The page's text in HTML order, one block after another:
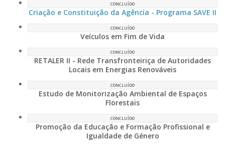
CONCLUÍDO
Criação e Constituição da Agência - Programa SAVE II
CONCLUÍDO
Veículos em Fim de Vida
CONCLUÍDO
RETALER II - Rede Transfronteiriça de Autoridades
Locais em Energias Renováveis
CONCLUÍDO
Estudo de Monitorização Ambiental de Espaços
Florestais
CONCLUÍDO
Promoção da Educação e Formação Profissional e
Igualdade de Género